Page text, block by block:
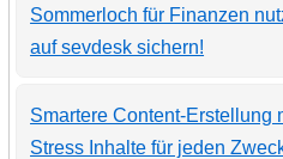
Sommerloch für Finanzen
auf sevdesk sichern!
Smartere Content-Erstellung
Stress Inhalte für jeden